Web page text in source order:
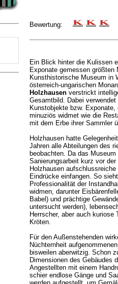
Bewertung:
Ein Blick hinter die Kulissen
Exponate gemessen größten
Kunsthistorische Museum in
österreich-ungarischen
Holzhausenverstrickt
Gesamtbild. Dabei
Kunstobjekte bzw.
minuziös widmet wie die
mit dem Erbe ihrer Sammler
Holzhausen hatte
Jahren alle Abteilungen des
beobachten. Da das
Sanierungsarbeit kurz vor
Holzhausen
Eindrücke einfangen. So
Professionalität der
widmen, darunter
Babel) und prächtige
untersucht werden),
Herrscher, aber auch
Kröten.
Für den Außenstehenden
Nüchternheit
bisweilen aberwitzig. Schon
Dimensionen des Gebäudes
Angestellten mit einem
schier endlose Gänge und